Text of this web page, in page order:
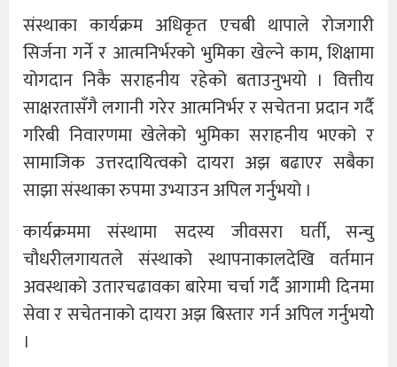
संस्थाका कार्यक्रम अधिकृत एचबी थापाले रोजगारी
सिर्जना गर्ने र आत्मनिर्भरको भुमिका खेल्ने काम, शिक्षामा
योगदान निकै सराहनीय रहेको बताउनुभयो । वित्तीय
साक्षरतासँगै लगानी गरेर आत्मनिर्भर र सचेतना प्रदान गर्दै
गरिबी निवारणमा खेलेको भुमिका सराहनीय भएको र
सामाजिक उत्तरदायित्वको दायरा अझ बढाएर सबैका
साझा संस्थाका रुपमा उभ्याउन अपिल गर्नुभयो ।
कार्यक्रममा संस्थामा सदस्य जीवसरा घर्ती, सन्चु
चौधरीलगायतले संस्थाको स्थापनाकालदेखि वर्तमान
अवस्थाको उतारचढावका बारेमा चर्चा गर्दै आगामी दिनमा
सेवा र सचेतनाको दायरा अझ बिस्तार गर्न अपिल गर्नुभयोे
।